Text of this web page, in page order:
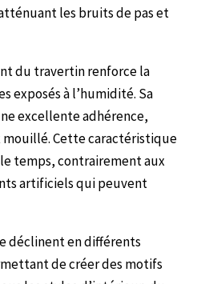
les bruits de pas et
du travertin renforce la
exposés à l’humidité. Sa
excellente adhérence,
mouillé. Cette caractéristique
temps, contrairement aux
artificiels qui peuvent
déclinent en différents
de créer des motifs